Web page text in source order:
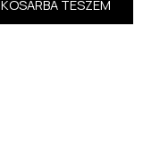
KOSÁRBA TESZEM